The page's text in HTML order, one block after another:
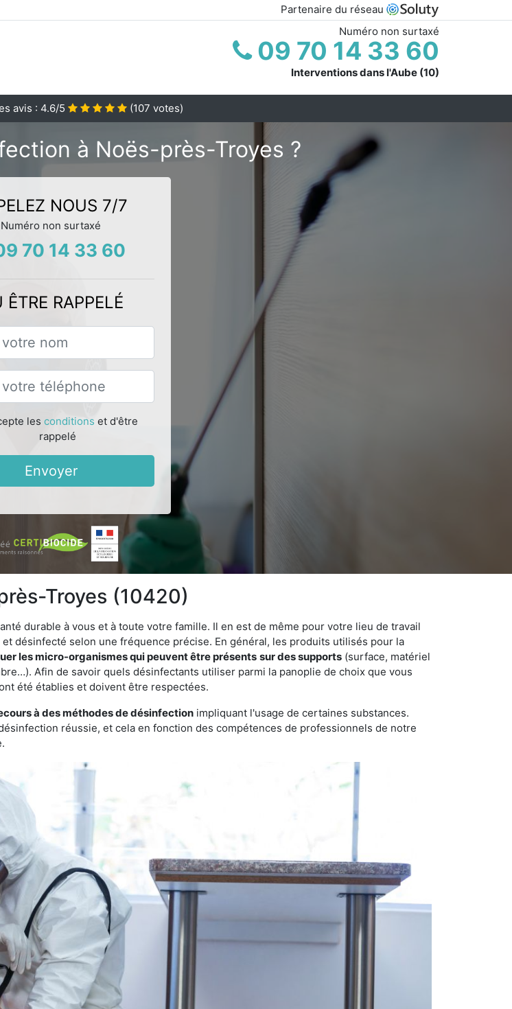
Partenaire du réseau
Numéro non surtaxé
09 70 14 33 60
Interventions dans l'Aube (10)
avis : 4.6/5 (107 votes)
à Noës-près-Troyes ?
NOUS 7/7
Numéro non surtaxé
70 14 33 60
ÊTRE RAPPELÉ
les conditions et d'être
rappelé
Envoyer
Troyes (10420)
durable à vous et à toute votre famille. Il en est de même pour votre lieu de travail
désinfecté selon une fréquence précise. En général, les produits utilisés pour la
les micro-organismes qui peuvent être présents sur des supports (surface, matériel
Afin de savoir quels désinfectants utiliser parmi la panoplie de choix que vous
été établies et doivent être respectées.
à des méthodes de désinfection impliquant l'usage de certaines substances.
réussie, et cela en fonction des compétences de professionnels de notre